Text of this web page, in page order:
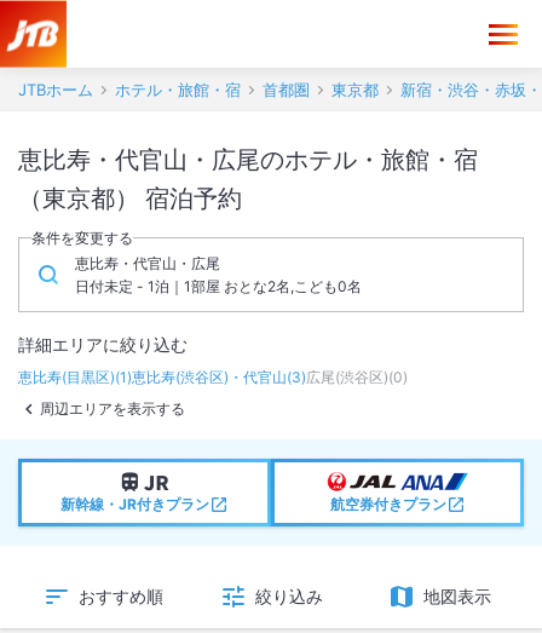
JTBホーム ホテル・旅館・宿 首都圏 東京都 新宿・渋谷・赤坂
恵比寿・代官山・広尾のホテル・旅館・宿
（東京都） 宿泊予約
条件を変更する
恵比寿・代官山・広尾
日付未定 - 1泊｜1部屋 おとな2名,こども0名
詳細エリアに絞り込む
恵比寿(目黒区)(1)恵比寿(渋谷区)・代官山(3)広尾(渋谷区)(0)
周辺エリアを表示する
新幹線・JR付きプラン 航空券付きプラン
おすすめ順 絞り込み 地図表示